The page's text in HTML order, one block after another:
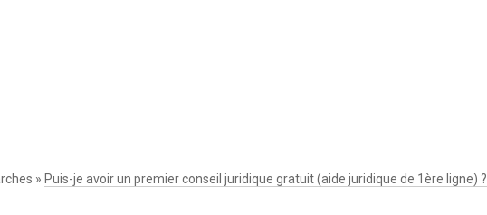
» Puis-je avoir un premier conseil juridique gratuit (aide juridique de 1ère ligne) ?